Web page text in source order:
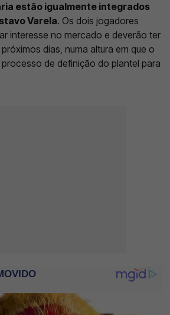
estão igualmente integrados
Varela. Os dois jogadores
interesse no mercado e deverão ter
dias, numa altura em que o
de definição do plantel para